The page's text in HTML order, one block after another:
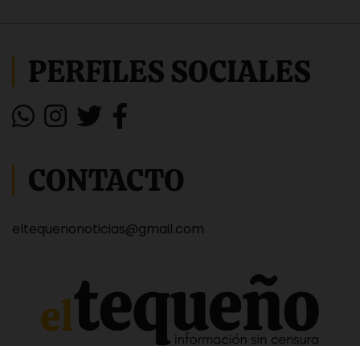
PERFILES SOCIALES
CONTACTO
eltequenonoticias@gmail.com